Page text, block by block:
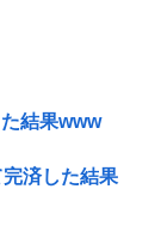
結果www
完済した結果